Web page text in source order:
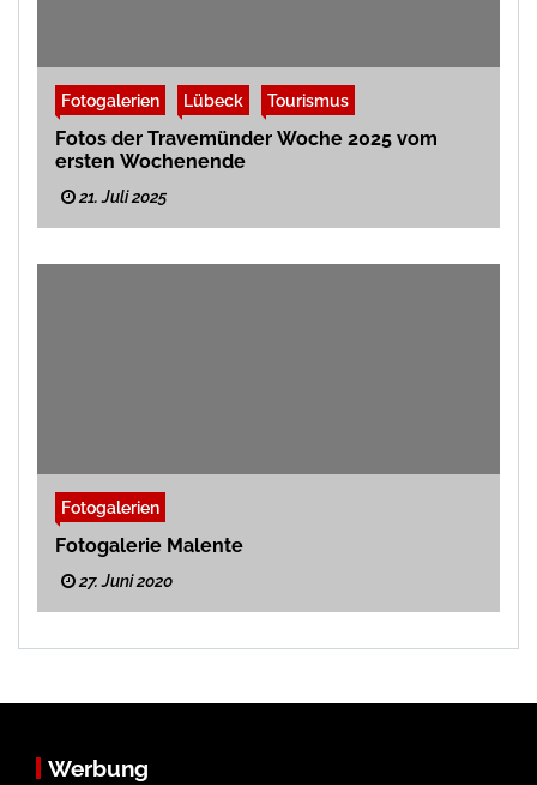
Fotogalerien Lübeck Tourismus
Fotos der Travemünder Woche 2025 vom
ersten Wochenende
21. Juli 2025
Fotogalerien
Fotogalerie Malente
27. Juni 2020
Werbung